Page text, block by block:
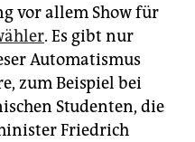
vor allem Show für
. Es gibt nur
Automatismus
zum Beispiel bei
Studenten, die
Friedrich